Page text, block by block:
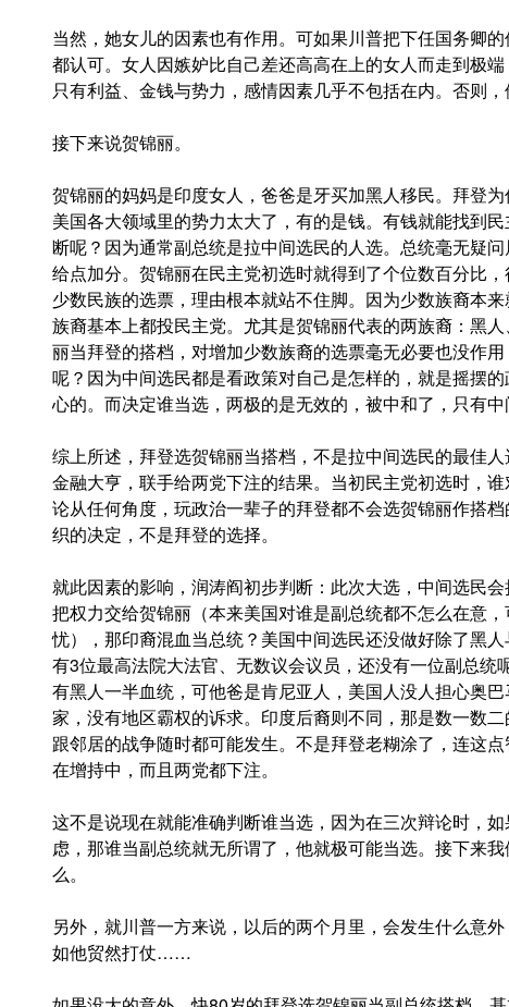
当然，她女儿的因素也有作用。可如果川普把下任国务卿
都认可。女人因嫉妒比自己差还高高在上的女人而走到极
只有利益、金钱与势力，感情因素几乎不包括在内。否则
接下来说贺锦丽。
贺锦丽的妈妈是印度女人，爸爸是牙买加黑人移民。拜登
美国各大领域里的势力太大了，有的是钱。有钱就能找到
断呢？因为通常副总统是拉中间选民的人选。总统毫无疑
给点加分。贺锦丽在民主党初选时就得到了个位数百分比
少数民族的选票，理由根本就站不住脚。因为少数族裔本
族裔基本上都投民主党。尤其是贺锦丽代表的两族裔：黑
丽当拜登的搭档，对增加少数族裔的选票毫无必要也没作
呢？因为中间选民都是看政策对自己是怎样的，就是摇摆
心的。而决定谁当选，两极的是无效的，被中和了，只有中
综上所述，拜登选贺锦丽当搭档，不是拉中间选民的最佳
金融大亨，联手给两党下注的结果。当初民主党初选时，
论从任何角度，玩政治一辈子的拜登都不会选贺锦丽作搭
织的决定，不是拜登的选择。
就此因素的影响，润涛阎初步判断：此次大选，中间选民
把权力交给贺锦丽（本来美国对谁是副总统都不怎么在意
忧），那印裔混血当总统？美国中间选民还没做好除了黑
有3位最高法院大法官、无数议会议员，还没有一位副总统
有黑人一半血统，可他爸是肯尼亚人，美国人没人担心奥
家，没有地区霸权的诉求。印度后裔则不同，那是数一数
跟邻居的战争随时都可能发生。不是拜登老糊涂了，连这
在增持中，而且两党都下注。
这不是说现在就能准确判断谁当选，因为在三次辩论时，
虑，那谁当副总统就无所谓了，他就极可能当选。接下来
么。
另外，就川普一方来说，以后的两个月里，会发生什么意
如他贸然打仗……